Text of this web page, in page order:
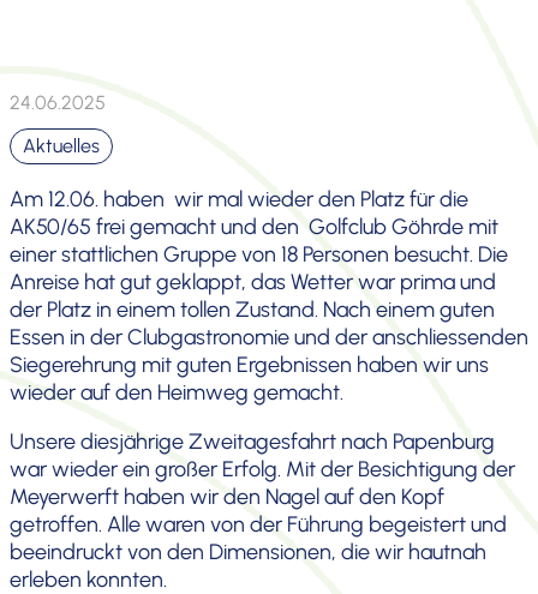
24.06.2025
Aktuelles
Am 12.06. haben wir mal wieder den Platz für die
AK50/65 frei gemacht und den Golfclub Göhrde mit
einer statt­li­chen Gruppe von 18 Personen besucht. Die
Anreise hat gut geklappt, das Wetter war prima und
der Platz in einem tollen Zustand. Nach einem guten
Essen in der Clubgas­tro­nomie und der anschlies­senden
Sieger­eh­rung mit guten Ergeb­nissen haben wir uns
wieder auf den Heimweg gemacht.
Unsere diesjäh­rige Zweita­ges­fahrt nach Papenburg
war wieder ein großer Erfolg. Mit der Besich­ti­gung der
Meyer­werft haben wir den Nagel auf den Kopf
getroffen. Alle waren von der Führung begeis­tert und
beein­druckt von den Dimen­sionen, die wir hautnah
erleben konnten.